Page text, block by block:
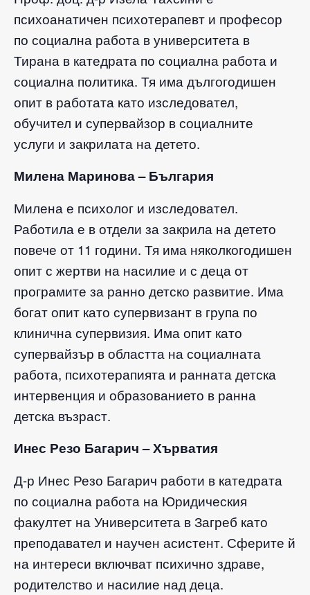
психоанатичен психотерапевт и професор
по социална работа в университета в
Тирана в катедрата по социална работа и
социална политика. Тя има дългогодишен
опит в работата като изследовател,
обучител и супервайзор в социалните
услуги и закрилата на детето.
Милена Маринова – България
Милена е психолог и изследовател.
Работила е в отдели за закрила на детето
повече от 11 години. Тя има няколкогодишен
опит с жертви на насилие и с деца от
програмите за ранно детско развитие. Има
богат опит като супервизант в група по
клинична супервизия. Има опит като
супервайзър в областта на социалната
работа, психотерапията и ранната детска
интервенция и образованието в ранна
детска възраст.
Инес Резо Багарич – Хърватия
Д-р Инес Резо Багарич работи в катедрата
по социална работа на Юридическия
факултет на Университета в Загреб като
преподавател и научен асистент. Сферите й
на интереси включват психично здраве,
родителство и насилие над деца.